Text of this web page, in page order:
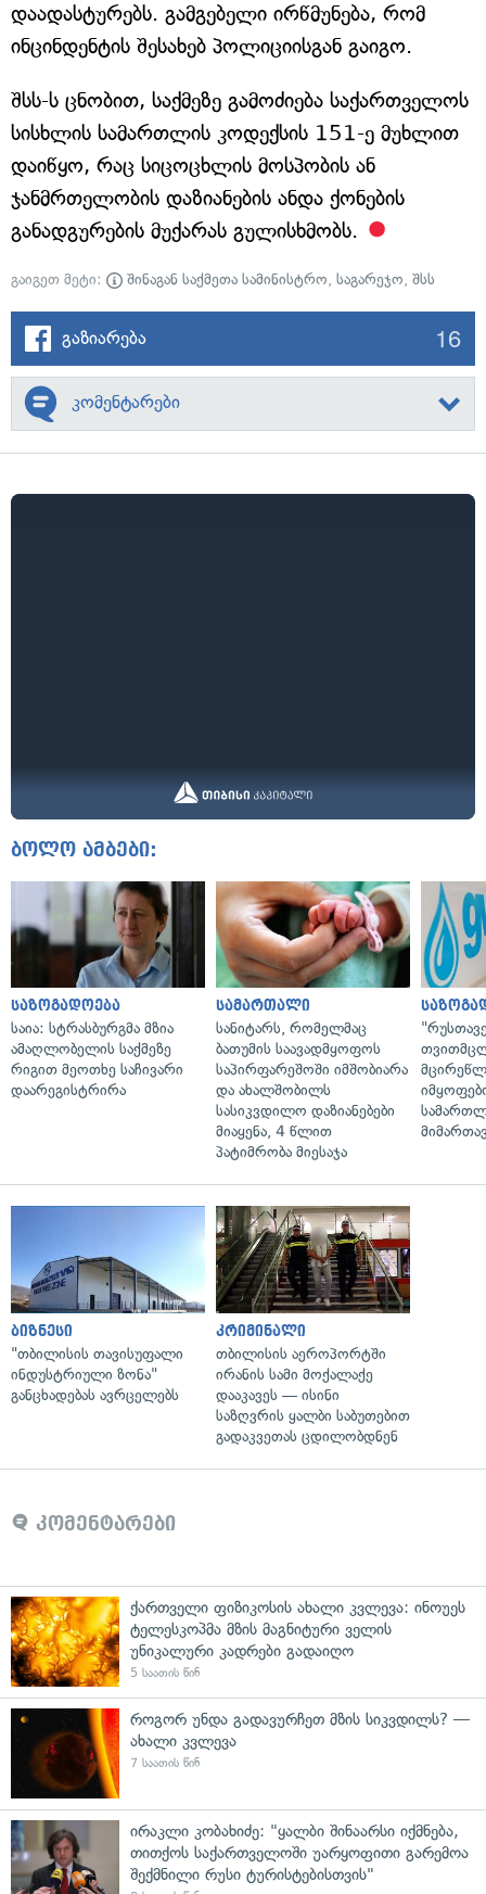
დაადასტურებს. გამგებელი ირწმუნება, რომ
ინცინდენტის შესახებ პოლიციისგან გაიგო.
შსს-ს ცნობით, საქმეზე გამოძიება საქართველოს
სისხლის სამართლის კოდექსის 151-ე მუხლით
დაიწყო, რაც სიცოცხლის მოსპობის ან
ჯანმრთელობის დაზიანების ანდა ქონების
განადგურების მუქარას გულისხმობს.
გაიგეთ მეტი: შინაგან საქმეთა სამინისტრო, საგარეჯო, შსს
გაზიარება 16
კომენტარები
ბოლო ამბები:
საზოგადოება
საია: სტრასბურგმა მზია
ამაღლობელის საქმეზე
რიგით მეოთხე საჩივარი
დაარეგისტრირა
სამართალი
სანიტარს, რომელმაც
ბათუმის საავადმყოფოს
საპირფარეშოში იმშობიარა
და ახალშობილს
სასიკვდილო დაზიანებები
მიაყენა, 4 წლით
პატიმრობა მიესაჯა
ბიზნესი
"თბილისის თავისუფალი
ინდუსტრიული ზონა"
განცხადებას ავრცელებს
კრიმინალი
თბილისის აეროპორტში
ირანის სამი მოქალაქე
დააკავეს — ისინი
საზღვრის ყალბი საბუთებით
გადაკვეთას ცდილობდნენ
კომენტარები
ქართველი ფიზიკოსის ახალი კვლევა: ინოუეს
ტელესკოპმა მზის მაგნიტური ველის
უნიკალური კადრები გადაიღო
5 საათის წინ
როგორ უნდა გადავურჩეთ მზის სიკვდილს? —
ახალი კვლევა
7 საათის წინ
ირაკლი კობახიძე: "ყალბი შინაარსი იქმნება,
თითქოს საქართველოში უარყოფითი გარემოა
შექმნილი რუსი ტურისტებისთვის"